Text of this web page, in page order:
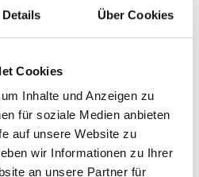
Details Über Cookies
Cookies
Inhalte und Anzeigen zu
für soziale Medien anbieten
auf unsere Website zu
wir Informationen zu Ihrer
an unsere Partner für
– Sankt Martin in
€
Add to cart